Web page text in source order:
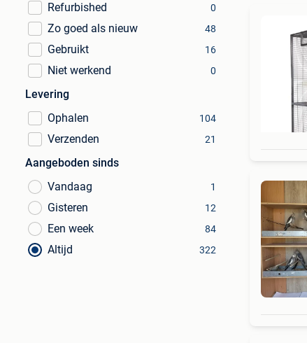
Refurbished 0
Zo goed als nieuw 48
Gebruikt 16
Niet werkend 0
Levering
Ophalen
104
Verzenden 21
Aangeboden sinds
Vandaag
1
Gisteren 12
Een week 84
Altijd 322